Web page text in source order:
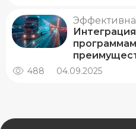
488 04.09.2025